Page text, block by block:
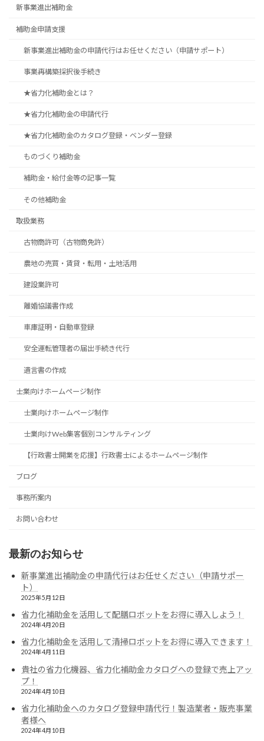
新事業進出補助金
補助金申請支援
新事業進出補助金の申請代行はお任せください（申請サポート）
事業再構築採択後手続き
★省力化補助金とは？
★省力化補助金の申請代行
★省力化補助金のカタログ登録・ベンダー登録
ものづくり補助金
補助金・給付金等の記事一覧
その他補助金
取扱業務
古物商許可（古物商免許）
農地の売買・賃貸・転用・土地活用
建設業許可
離婚協議書作成
車庫証明・自動車登録
安全運転管理者の届出手続き代行
遺言書の作成
士業向けホームページ制作
士業向けホームページ制作
士業向けWeb集客個別コンサルティング
【行政書士開業を応援】行政書士によるホームページ制作
ブログ
事務所案内
お問い合わせ
最新のお知らせ
新事業進出補助金の申請代行はお任せください（申請サポー
ト）
2025年5月12日
省力化補助金を活用して配膳ロボットをお得に導入しよう！
2024年4月20日
省力化補助金を活用して清掃ロボットをお得に導入できます！
2024年4月11日
貴社の省力化機器、省力化補助金カタログへの登録で売上アッ
プ！
2024年4月10日
省力化補助金へのカタログ登録申請代行！製造業者・販売事業
者様へ
2024年4月10日